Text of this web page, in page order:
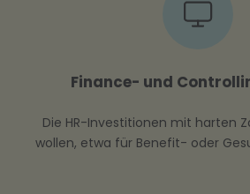
Finance- und
Die HR-Investitionen mit harten
wollen, etwa für Benefit- oder